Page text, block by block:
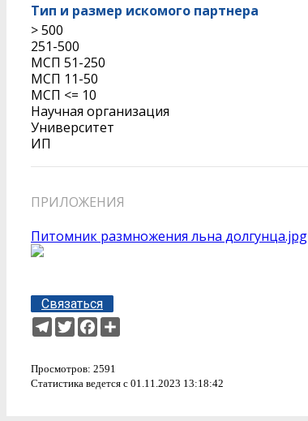
Тип и размер искомого партнера
> 500
251-500
МСП 51-250
МСП 11-50
МСП <= 10
Научная организация
Университет
ИП
ПРИЛОЖЕНИЯ
Питомник размножения льна долгунца.jpg
Связаться
Telegram
TwitterFacebook
Просмотров: 2591
Статистика ведется с 01.11.2023 13:18:42